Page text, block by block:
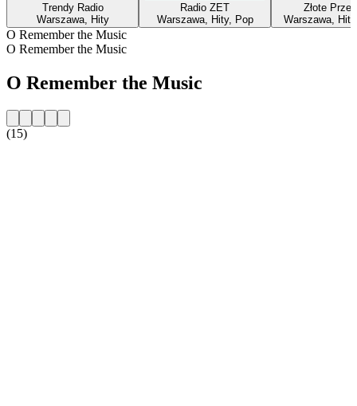
Trendy Radio
Warszawa, Hity
Radio ZET
Warszawa, Hity, Pop
Złote
Warszawa,
O Remember the Music
O Remember the Music
O Remember the Music
(15)